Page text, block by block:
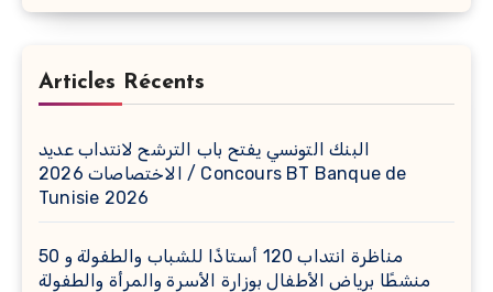
Articles Récents
البنك التونسي يفتح باب الترشح لانتداب عديد
الاختصاصات 2026 / Concours BT Banque de
Tunisie 2026
مناظرة انتداب 120 أستاذًا للشباب والطفولة و 50
منشطًا برياض الأطفال بوزارة الأسرة والمرأة والطفولة